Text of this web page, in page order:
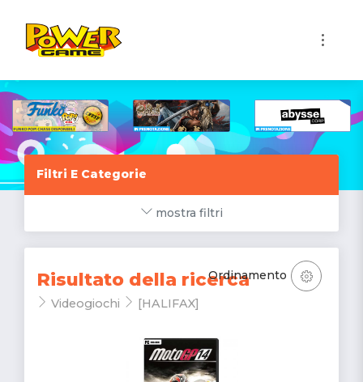
Filtri E Categorie
mostra filtri
Risultato della ricerca
Videogiochi [HALIFAX]
Ordinamento